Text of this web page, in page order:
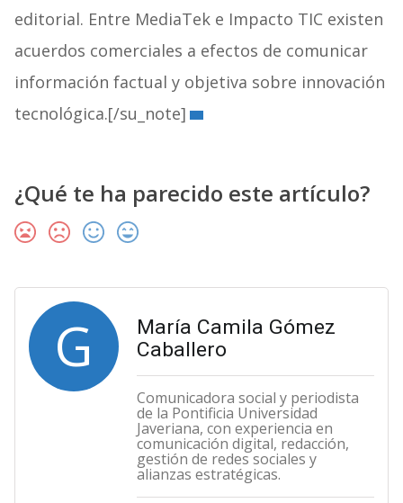
editorial. Entre MediaTek e Impacto TIC existen
acuerdos comerciales a efectos de comunicar
información factual y objetiva sobre innovación
tecnológica.[/su_note]
¿Qué te ha parecido este artículo?
G
María Camila Gómez
Caballero
Comunicadora social y periodista
de la Pontificia Universidad
Javeriana, con experiencia en
comunicación digital, redacción,
gestión de redes sociales y
alianzas estratégicas.